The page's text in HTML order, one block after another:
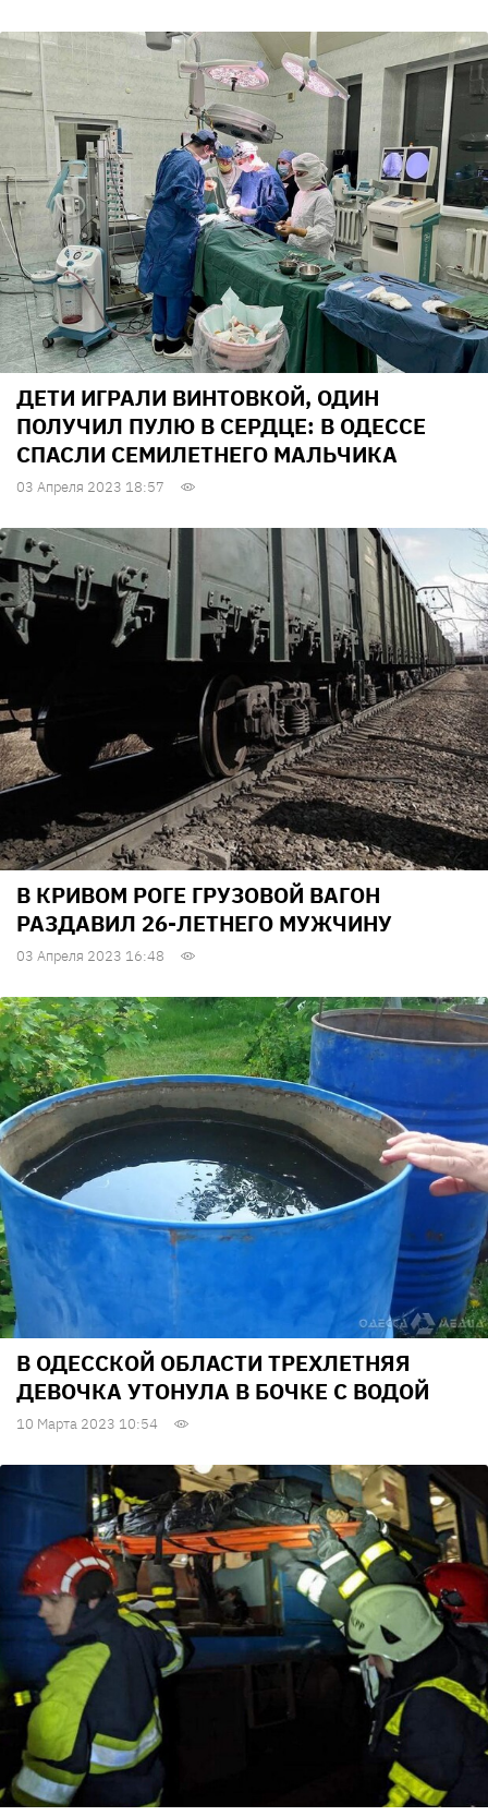
ДЕТИ ИГРАЛИ ВИНТОВКОЙ, ОДИН
ПОЛУЧИЛ ПУЛЮ В СЕРДЦЕ: В ОДЕССЕ
СПАСЛИ CЕМИЛЕТНЕГО МАЛЬЧИКА
03 Апреля 2023 18:57
В КРИВОМ РОГЕ ГРУЗОВОЙ ВАГОН
РАЗДАВИЛ 26-ЛЕТНЕГО МУЖЧИНУ
03 Апреля 2023 16:48
В ОДЕССКОЙ ОБЛАСТИ ТРЕХЛЕТНЯЯ
ДЕВОЧКА УТОНУЛА В БОЧКЕ С ВОДОЙ
10 Марта 2023 10:54